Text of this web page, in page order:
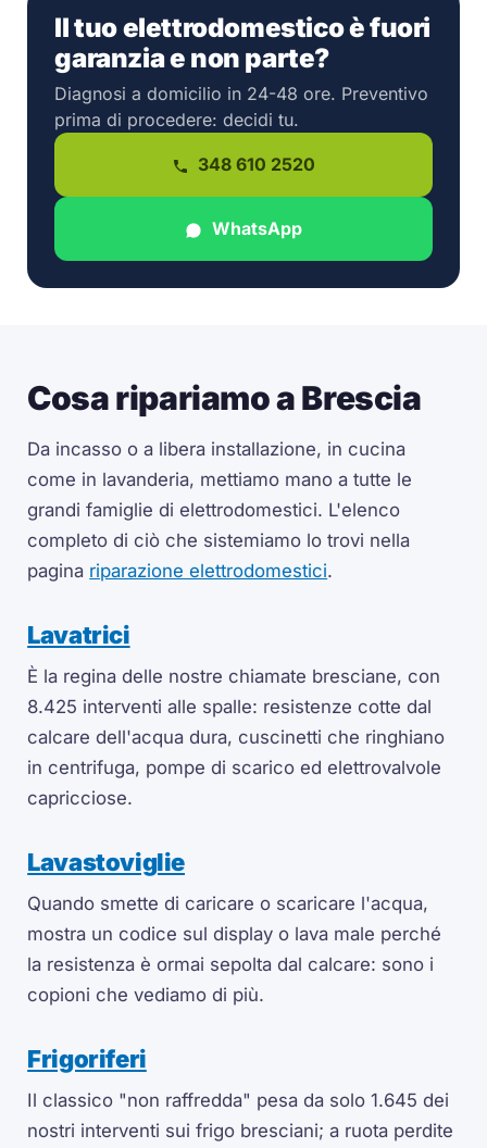
Il tuo elettrodomestico è fuori
garanzia e non parte?
Diagnosi a domicilio in 24-48 ore. Preventivo
prima di procedere: decidi tu.
348 610 2520
WhatsApp
Cosa ripariamo a Brescia
Da incasso o a libera installazione, in cucina
come in lavanderia, mettiamo mano a tutte le
grandi famiglie di elettrodomestici. L'elenco
completo di ciò che sistemiamo lo trovi nella
pagina riparazione elettrodomestici.
Lavatrici
È la regina delle nostre chiamate bresciane, con
8.425 interventi alle spalle: resistenze cotte dal
calcare dell'acqua dura, cuscinetti che ringhiano
in centrifuga, pompe di scarico ed elettrovalvole
capricciose.
Lavastoviglie
Quando smette di caricare o scaricare l'acqua,
mostra un codice sul display o lava male perché
la resistenza è ormai sepolta dal calcare: sono i
copioni che vediamo di più.
Frigoriferi
Il classico "non raffredda" pesa da solo 1.645 dei
nostri interventi sui frigo bresciani; a ruota perdite